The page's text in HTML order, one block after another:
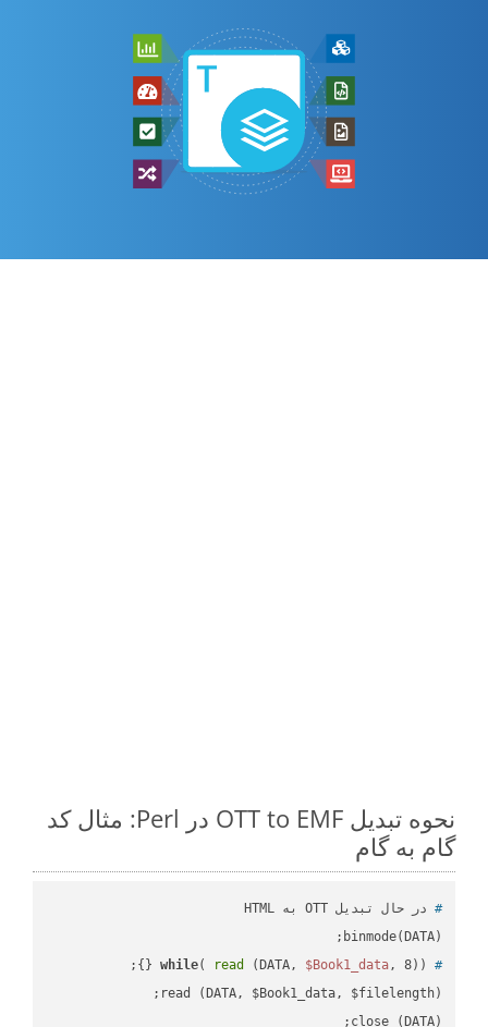
نحوه تبدیل OTT to EMF در Perl: مثال کد
گام به گام
# در حال تبدیل OTT به HTML
binmode(DATA);
#
while( read (DATA, $Book1_data, 8)) {};